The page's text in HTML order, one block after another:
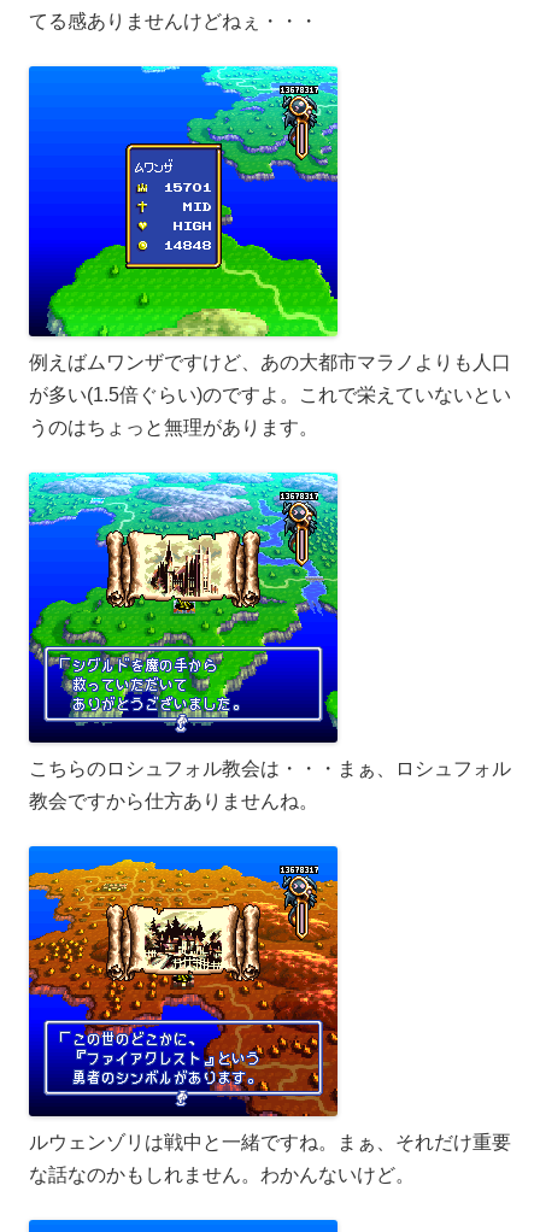
てる感ありませんけどねぇ・・・
例えばムワンザですけど、あの大都市マラノよりも人口
が多い(1.5倍ぐらい)のですよ。これで栄えていないとい
うのはちょっと無理があります。
こちらのロシュフォル教会は・・・まぁ、ロシュフォル
教会ですから仕方ありませんね。
ルウェンゾリは戦中と一緒ですね。まぁ、それだけ重要
な話なのかもしれません。わかんないけど。